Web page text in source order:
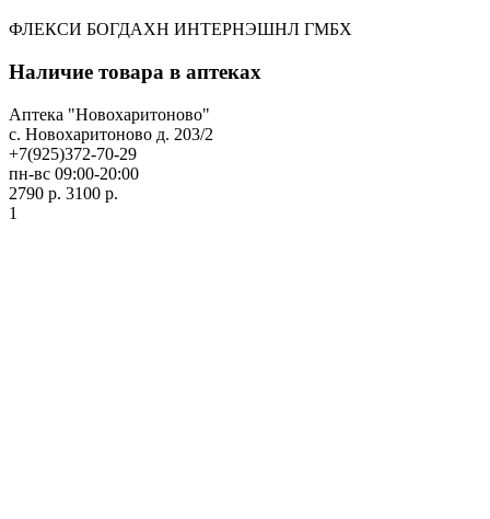
ФЛЕКСИ БОГДАХН ИНТЕРНЭШНЛ ГМБХ
Наличие товара в аптеках
Аптека "Новохаритоново"
c. Новохаритоново д. 203/2
+7(925)372-70-29
пн-вс 09:00-20:00
2790 р. 3100 р.
1